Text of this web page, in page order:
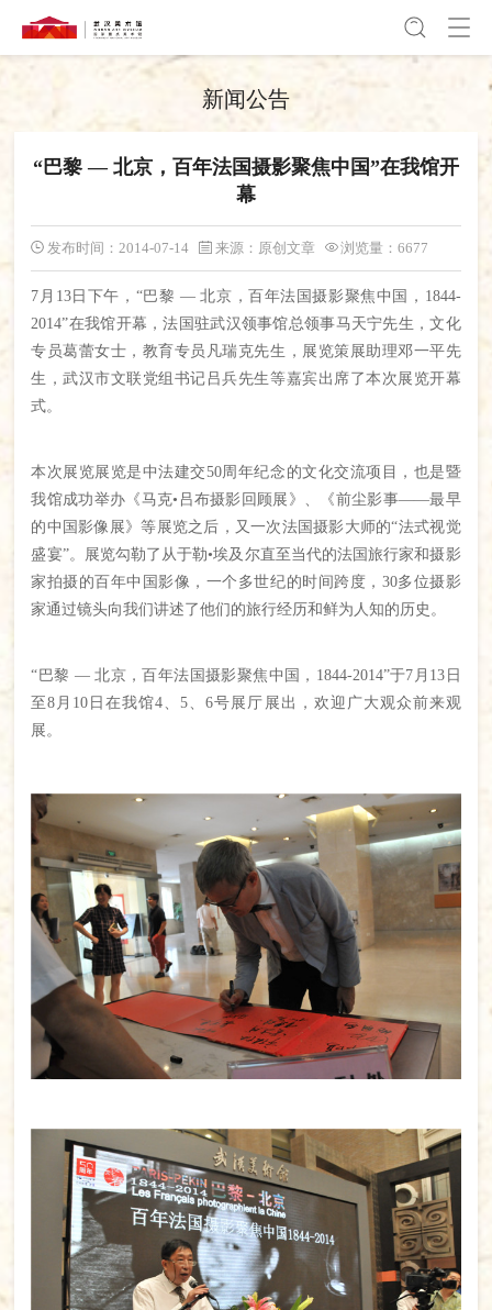
新闻公告
“巴黎 — 北京，百年法国摄影聚焦中国”在我馆开
幕
发布时间：2014-07-14 来源：原创文章 浏览量：6677
7月13日下午，“巴黎 — 北京，百年法国摄影聚焦中国，1844-
2014”在我馆开幕，法国驻武汉领事馆总领事马天宁先生，文化
专员葛蕾女士，教育专员凡瑞克先生，展览策展助理邓一平先
生，武汉市文联党组书记吕兵先生等嘉宾出席了本次展览开幕
式。
本次展览展览是中法建交50周年纪念的文化交流项目，也是暨
我馆成功举办《马克•吕布摄影回顾展》、《前尘影事——最早
的中国影像展》等展览之后，又一次法国摄影大师的“法式视觉
盛宴”。展览勾勒了从于勒•埃及尔直至当代的法国旅行家和摄影
家拍摄的百年中国影像，一个多世纪的时间跨度，30多位摄影
家通过镜头向我们讲述了他们的旅行经历和鲜为人知的历史。
“巴黎 — 北京，百年法国摄影聚焦中国，1844-2014”于7月13日
至8月10日在我馆4、5、6号展厅展出，欢迎广大观众前来观
展。